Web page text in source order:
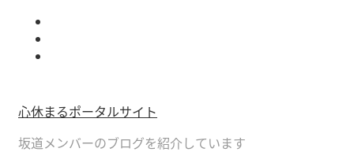
心休まるポータルサイト
坂道メンバーのブログを紹介しています